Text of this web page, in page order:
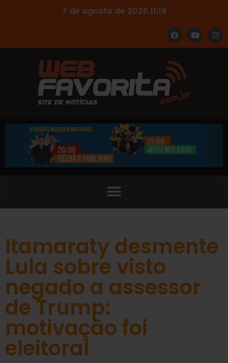
7 de agosto de 2026 11:19
Itamaraty desmente
Lula sobre visto
negado a assessor
de Trump:
motivação foi
eleitoral